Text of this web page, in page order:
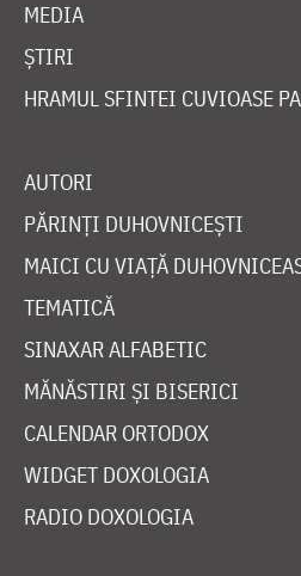
MEDIA
ȘTIRI
HRAMUL SFINTEI CUVIOASE
AUTORI
PĂRINȚI DUHOVNICEȘTI
MAICI CU VIAȚĂ
TEMATICĂ
SINAXAR ALFABETIC
MĂNĂSTIRI ȘI BISERICI
CALENDAR ORTODOX
WIDGET DOXOLOGIA
RADIO DOXOLOGIA